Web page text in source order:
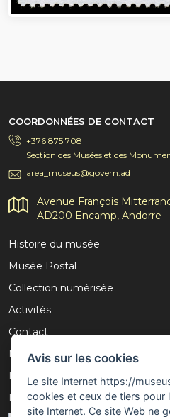
COORDONNÉES DE CONTACT
+376 875 708
Section des Musées et des
area_museus@govern.ad
Avenue François
AD200 Encamp, Andorre
Histoire du musée
Musée Postal
Collection numérisée
Activités
Contact
Mention légale
Politique de confidentialité
Politique de cookies
Avis sur les cookies
Le site Internet https://
cookies et ceux de tiers pour
site Internet. Ce site Web ne